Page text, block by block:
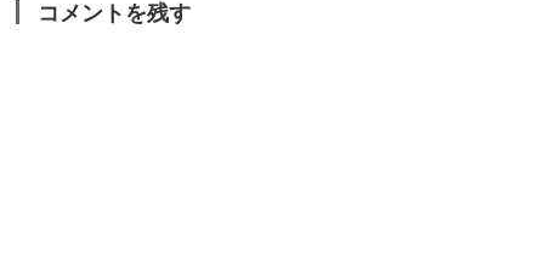
コメントを残す